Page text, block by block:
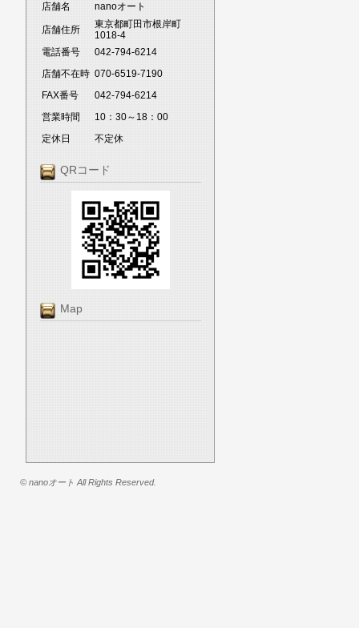
店舗名 nanoオート
店舗住所
東京都町田市根岸町
1018-4
電話番号
042-794-6214
店舗不在時 070-6519-7190
FAX番号
042-794-6214
営業時間
10：30～18：00
定休日
不定休
QRコード
Map
© nanoオート All Rights Reserved.